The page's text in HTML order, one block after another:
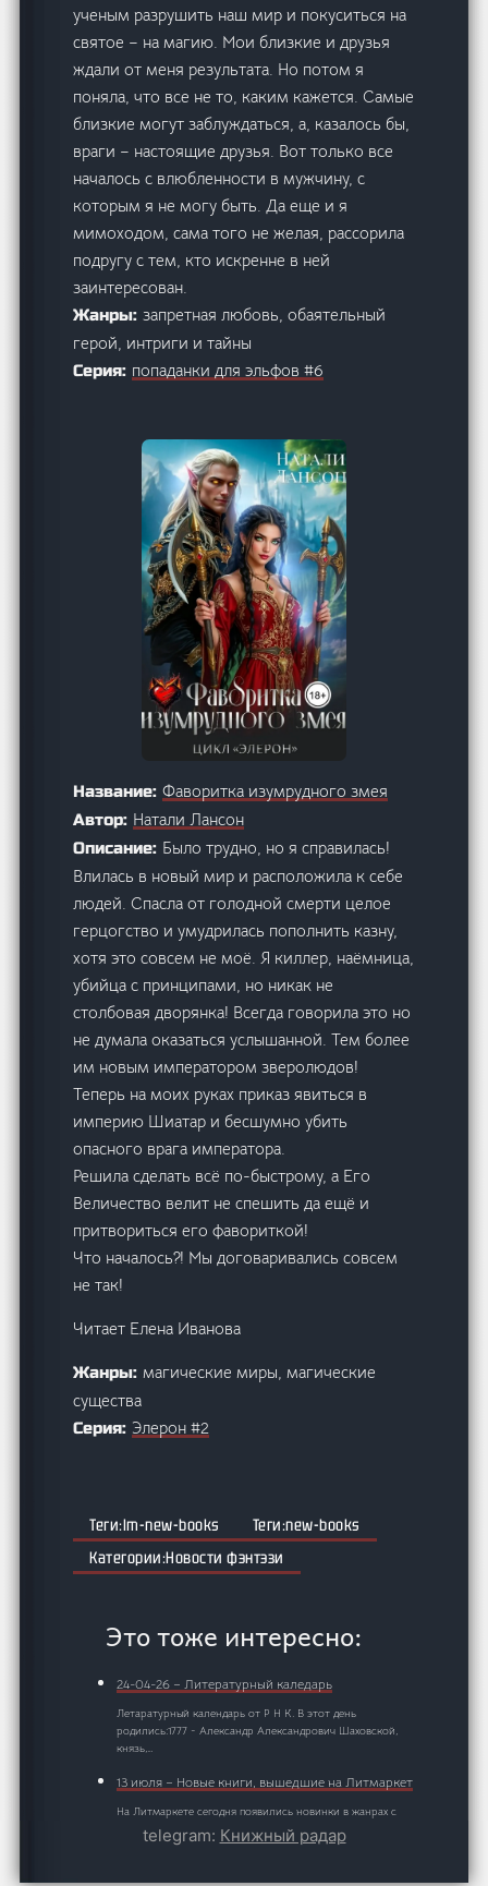
ученым разрушить наш мир и покуситься на
святое – на магию. Мои близкие и друзья
ждали от меня результата. Но потом я
поняла, что все не то, каким кажется. Самые
близкие могут заблуждаться, а, казалось бы,
враги – настоящие друзья. Вот только все
началось с влюбленности в мужчину, с
которым я не могу быть. Да еще и я
мимоходом, сама того не желая, рассорила
подругу с тем, кто искренне в ней
заинтересован.
Жанры:запретная любовь, обаятельный
герой, интриги и тайны
Серия: попаданки для эльфов #6
Название:Фаворитка изумрудного змея
Автор: Натали Лансон
Описание: Было трудно, но я справилась!
Влилась в новый мир и расположила к себе
людей. Спасла от голодной смерти целое
герцогство и умудрилась пополнить казну,
хотя это совсем не моё. Я киллер, наёмница,
убийца с принципами, но никак не
столбовая дворянка! Всегда говорила это но
не думала оказаться услышанной. Тем более
им новым императором зверолюдов!
Теперь на моих руках приказ явиться в
империю Шиатар и бесшумно убить
опасного врага императора.
Решила сделать всё по-быстрому, а Его
Величество велит не спешить да ещё и
притвориться его фавориткой!
Что началось?! Мы договаривались совсем
не так!
Читает Елена Иванова
Жанры:магические миры, магические
существа
Серия: Элерон #2
lm-new-books
new-books
Новости фэнтэзи
Это тоже интересно:
24-04-26 – Литературный каледарь
Летаратурный календарь от Р Н К. В этот день
родились:1777 - Александр Александрович Шаховской,
князь,…
13 июля – Новые книги, вышедшие на Литмаркет
На Литмаркете сегодня появились новинки в жанрах с
ярко выраженным сюжетом. ⭐ Название: Пепел и Белое
29 августа – Подборки AuthorToday
telegram: Книжный радар